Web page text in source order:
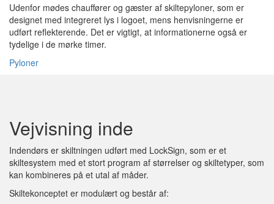
Udenfor mødes chauffører og gæster af skiltepyloner, som er
designet med integreret lys i logoet, mens henvisningerne er
udført reflekterende. Det er vigtigt, at informationerne også er
tydelige i de mørke timer.
Pyloner
Vejvisning inde
Indendørs er skiltningen udført med LockSign, som er et
skiltesystem med et stort program af størrelser og skiltetyper, som
kan kombineres på et utal af måder.
Skiltekonceptet er modulært og består af: